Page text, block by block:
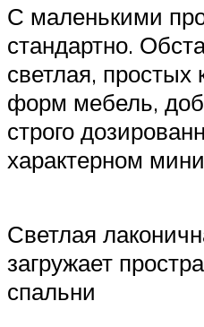
С маленькими
стандартно.
светлая, простых
форм мебель,
строго
характерном
Светлая
загружает
спальни